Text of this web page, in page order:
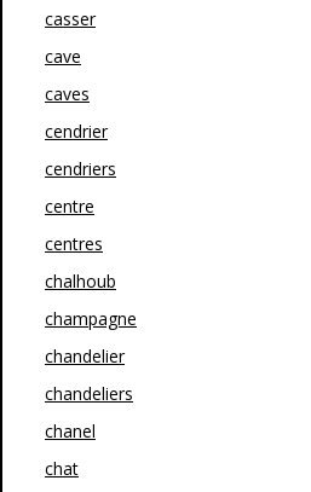
casser
cave
caves
cendrier
cendriers
centre
centres
chalhoub
champagne
chandelier
chandeliers
chanel
chat